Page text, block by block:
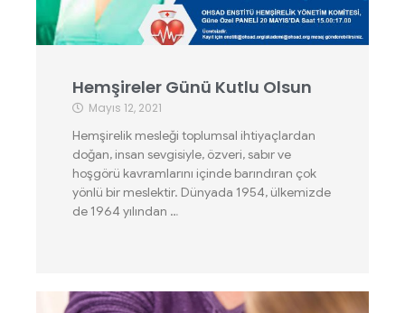
Hemşireler Günü Kutlu Olsun
Mayıs 12, 2021
Hemşirelik mesleği toplumsal ihtiyaçlardan
doğan, insan sevgisiyle, özveri, sabır ve
hoşgörü kavramlarını içinde barındıran çok
yönlü bir meslektir. Dünyada 1954, ülkemizde
de 1964 yılından …